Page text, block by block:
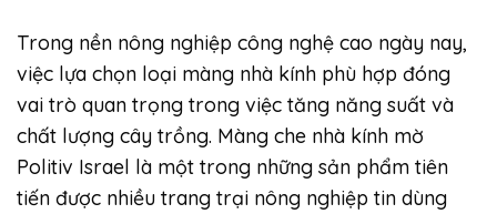
Trong nền nông nghiệp công nghệ cao ngày nay,
việc lựa chọn loại màng nhà kính phù hợp đóng
vai trò quan trọng trong việc tăng năng suất và
chất lượng cây trồng. Màng che nhà kính mờ
Politiv Israel là một trong những sản phẩm tiên
tiến được nhiều trang trại nông nghiệp tin dùng